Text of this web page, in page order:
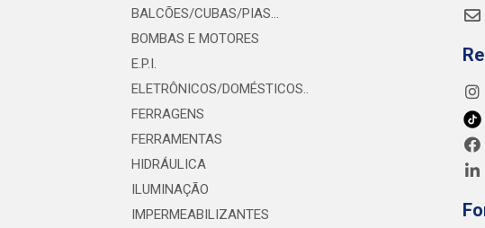
BALCÕES/CUBAS/PIAS...
BOMBAS E MOTORES
E.P.I.
ELETRÔNICOS/DOMÉSTICOS..
FERRAGENS
FERRAMENTAS
HIDRÁULICA
ILUMINAÇÃO
IMPERMEABILIZANTES